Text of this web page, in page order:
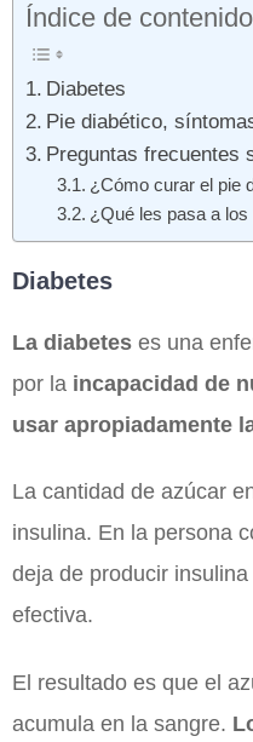
Índice de
Diabetes
Pie diabético,
Preguntas frecuentes
¿Cómo curar el pie
¿Qué les pasa a
Diabetes
La diabetes es una
por la incapacidad de
usar apropiadamente
La cantidad de azúcar
insulina. En la persona
deja de producir
efectiva.
El resultado es que el
acumula en la sangre.